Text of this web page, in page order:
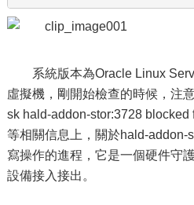
系統版本為Oracle Linux
虛擬機，剛開始檢查的時候，注
sk hald-addon-stor:3728 blocked
等相關信息上，關於hald-addon-
寫操作的進程，它是一個硬件守
設備接入接出。